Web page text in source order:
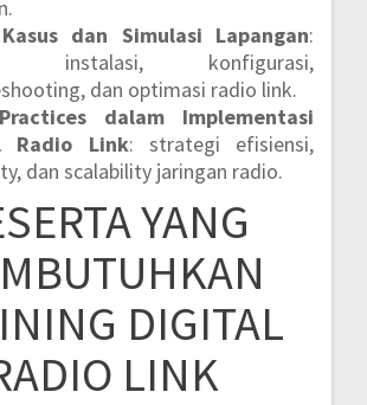
dan Simulasi Lapangan:
instalasi, konfigurasi,
dan optimasi radio link.
dalam Implementasi
Radio Link: strategi efisiensi,
dan scalability jaringan radio.
YANG
DIGITAL
LINK